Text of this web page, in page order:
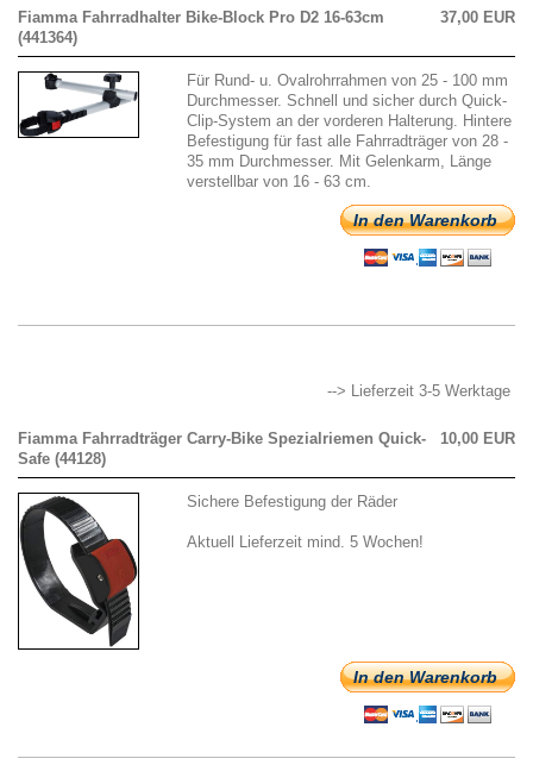
Fiamma Fahrradhalter Bike-Block Pro D2 16-63cm
(441364)
37,00 EUR
Für Rund- u. Ovalrohrrahmen von 25 - 100 mm
Durchmesser. Schnell und sicher durch Quick-
Clip-System an der vorderen Halterung. Hintere
Befestigung für fast alle Fahrradträger von 28 -
35 mm Durchmesser. Mit Gelenkarm, Länge
verstellbar von 16 - 63 cm.
In den Warenkorb
--> Lieferzeit 3-5 Werktage
Fiamma Fahrradträger Carry-Bike Spezialriemen Quick-
Safe (44128)
10,00 EUR
Sichere Befestigung der Räder
Aktuell Lieferzeit mind. 5 Wochen!
In den Warenkorb